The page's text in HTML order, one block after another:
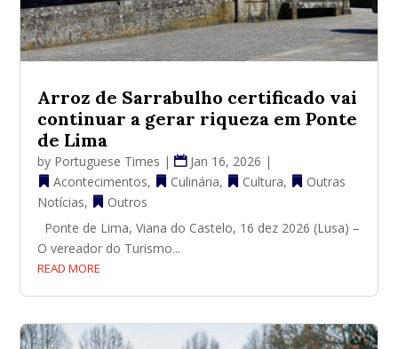
Arroz de Sarrabulho certificado vai
continuar a gerar riqueza em Ponte
de Lima
by Portuguese Times | Jan 16, 2026 |
Acontecimentos, Culinária, Cultura,
Outras
Notícias,
Outros
Ponte de Lima, Viana do Castelo, 16 dez 2026 (Lusa) –
O vereador do Turismo...
READ MORE